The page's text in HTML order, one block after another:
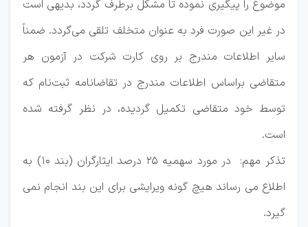
موضوع را پیگیری نموده تا مشکل برطرف گردد، بدیهی است
در غیر این صورت فرد به عنوان متخلف تلقی می‌گردد. ضمناً
سایر اطلاعات مندرج بر روی کارت شرکت در آزمون هر
متقاضی براساس اطلاعات مندرج در تقاضانامه ثبت‌نام که
توسط خود متقاضی تکمیل گردیده، در نظر گرفته شده
است.
تذکر مهم: در مورد سهمیه 25 درصد ایثارگران (بند 10) به
اطلاع می رساند هیچ گونه ویرایشی برای این بند انجام نمی
گیرد.